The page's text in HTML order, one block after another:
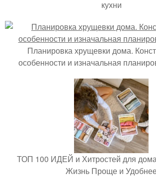
кухни
Планировка хрущевки дома.
особенности и изначальная
ТОП 100 ИДЕЙ и Хитростей для
Жизнь Проще и